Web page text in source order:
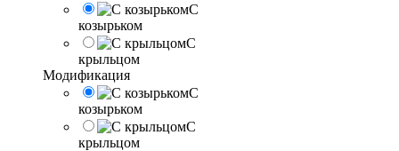
С
козырьком
С
крыльцом
Модификация
С
козырьком
С
крыльцом